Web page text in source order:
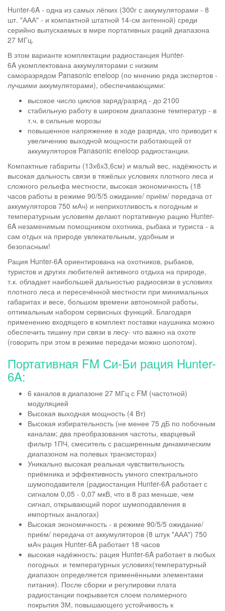
Hunter-6A - одна из самых лёгких (300г с аккумуляторами - 8
шт. "ААА" - и компактной штатной 14-см антенной) среди
серийно выпускаемых в мире портативных раций диапазона
27 МГц.
В этом варианте комплектации радиостанция Hunter-
6A укомплектована аккумуляторами с низким
саморазрядом Panasonic eneloop (по мнению ряда экспертов -
лучшими аккумуляторами), обеспечивающими:
высокое число циклов заряд/разряд - до 2100
стабильную работу в широком диапазоне температур - в
т.ч. в сильные морозы
повышенное напряжение в ходе разряда, что приводит к
увеличению выходной мощности работающей от
аккумуляторов Panasonic eneloop радиостанции.
Компактные габариты (13х6х3,6см) и малый вес, надёжность и
высокая дальность связи в тяжёлых условиях плотного леса и
сложного рельефа местности, высокая экономичность (18
часов работы в режиме 90/5/5 ожидание/ приём/ передача от
аккумуляторов 750 мАч) и неприхотливость к погодным и
температурным условиям делают портативную рацию Hunter-
6A незаменимым помощником охотника, рыбака и туриста - а
сам отдых на природе увлекательным, удобным и
безопасным!
Рация Hunter-6A ориентирована на охотников, рыбаков,
туристов и других любителей активного отдыха на природе,
т.к. обладает наибольшей дальностью радиосвязи в условиях
плотного леса и пересечённой местности при минимальных
габаритах и весе, большом времени автономной работы,
оптимальным набором сервисных функций. Благодаря
применению входящего в комплект поставки наушника можно
обеспечить тишину при связи в лесу- что важно на охоте
(говорить при этом в режиме передачи можно шопотом).
Портативная FM Си-Би рация Hunter-
6A:
6 каналов в диапазоне 27 МГц с FM (частотной)
модуляцией
Высокая выходная мощность (4 Вт)
Высокая избирательность (не менее 75 дБ по побочным
каналам; два преобразования частоты, кварцевый
фильтр 1ПЧ, смеситель с расширенным динамическим
диапазоном на полевых транзисторах)
Уникально высокая реальная чувствительность
приёмника и эффективность умного спектрального
шумоподавителя (радиостанция Hunter-6A работает с
сигналом 0,05 - 0,07 мкВ, что в 8 раз меньше, чем
сигнал, открывающий порог шумоподавления в
импортных аналогах)
Высокая экономичность - в режиме 90/5/5 ожидание/
приём/ передача от аккумуляторов (8 штук "ААА") 750
мАч рация Hunter-6A работает 18 часов
высокая надёжность: рация Hunter-6A работает в любых
погодных и температурных условиях(температурный
диапазон определяется применёнными элементами
питания). После сборки и регулировки плата
радиостанции покрывается слоем полимерного
покрытия 3М, повышающего устойчивость к